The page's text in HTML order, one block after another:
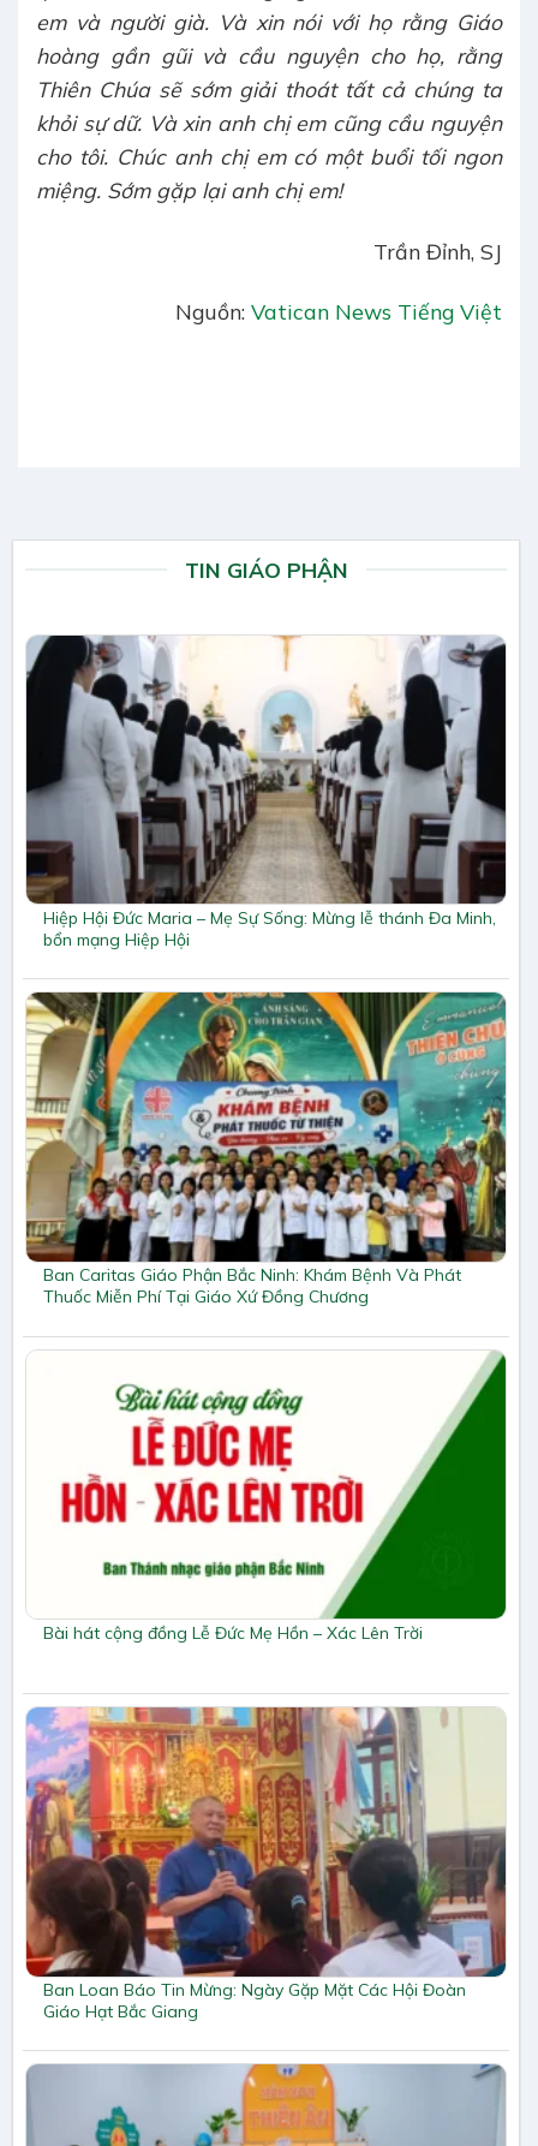
em và người già. Và xin nói với họ rằng Giáo
hoàng gần gũi và cầu nguyện cho họ, rằng
Thiên Chúa sẽ sớm giải thoát tất cả chúng ta
khỏi sự dữ. Và xin anh chị em cũng cầu nguyện
cho tôi. Chúc anh chị em có một buổi tối ngon
miệng. Sớm gặp lại anh chị em!
Trần Đỉnh, SJ
Nguồn: Vatican News Tiếng Việt
TIN GIÁO PHẬN
Hiệp Hội Đức Maria – Mẹ Sự Sống: Mừng lễ thánh Đa Minh,
bổn mạng Hiệp Hội
Ban Caritas Giáo Phận Bắc Ninh: Khám Bệnh Và Phát
Thuốc Miễn Phí Tại Giáo Xứ Đồng Chương
Bài hát cộng đồng Lễ Đức Mẹ Hồn – Xác Lên Trời
Ban Loan Báo Tin Mừng: Ngày Gặp Mặt Các Hội Đoàn
Giáo Hạt Bắc Giang